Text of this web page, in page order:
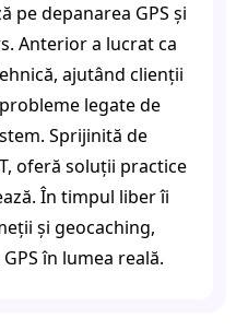
pe depanarea GPS și
Anterior a lucrat ca
ajutând clienții
legate de
Sprijinită de
oferă soluții practice
În timpul liber îi
și geocaching,
în lumea reală.